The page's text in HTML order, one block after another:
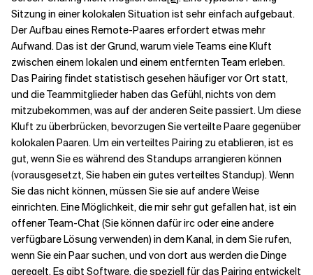
Sitzung in einer kolokalen Situation ist sehr einfach aufgebaut.
Der Aufbau eines Remote-Paares erfordert etwas mehr
Aufwand. Das ist der Grund, warum viele Teams eine Kluft
zwischen einem lokalen und einem entfernten Team erleben.
Das Pairing findet statistisch gesehen häufiger vor Ort statt,
und die Teammitglieder haben das Gefühl, nichts von dem
mitzubekommen, was auf der anderen Seite passiert. Um diese
Kluft zu überbrücken, bevorzugen Sie verteilte Paare gegenüber
kolokalen Paaren. Um ein verteiltes Pairing zu etablieren, ist es
gut, wenn Sie es während des Standups arrangieren können
(vorausgesetzt, Sie haben ein gutes verteiltes Standup). Wenn
Sie das nicht können, müssen Sie sie auf andere Weise
einrichten. Eine Möglichkeit, die mir sehr gut gefallen hat, ist ein
offener Team-Chat (Sie können dafür irc oder eine andere
verfügbare Lösung verwenden) in dem Kanal, in dem Sie rufen,
wenn Sie ein Paar suchen, und von dort aus werden die Dinge
geregelt. Es gibt Software, die speziell für das Pairing entwickelt